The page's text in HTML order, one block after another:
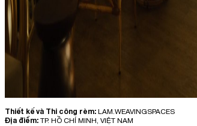
Thiết kế và Thi công rèm: LAM.WEAVINGSPACES
Địa điểm: TP. HỒ CHÍ MINH, VIỆT NAM